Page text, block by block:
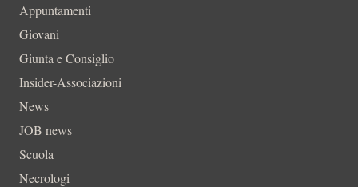
Appuntamenti
Giovani
Giunta e Consiglio
Insider-Associazioni
News
JOB news
Scuola
Necrologi